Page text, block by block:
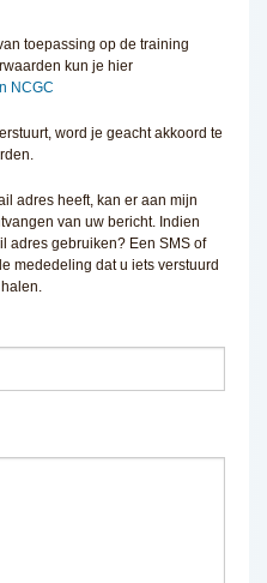
toepassing op de training
kun je hier
NCGC
word je geacht akkoord te
adres heeft, kan er aan mijn
van uw bericht. Indien
adres gebruiken? Een SMS of
mededeling dat u iets verstuurd